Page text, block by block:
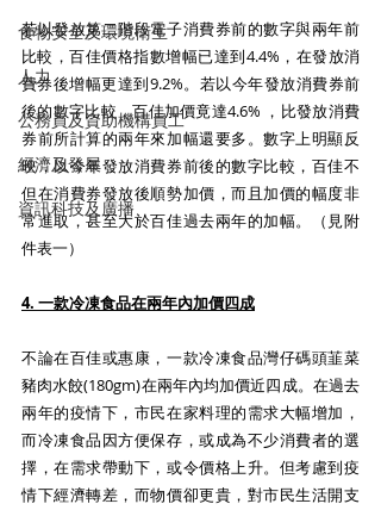
食物安全及環境衛生
人力
公務員及資助機構員工
經濟及發展
資訊科技及廣播
若以發放第二階段電子消費券前的數字與兩年前
比較，百佳價格指數增幅已達到4.4%，在發放消
費券後增幅更達到9.2%。若以今年發放消費券前
後的數字比較，百佳加價竟達4.6% ，比發放消費
券前所計算的兩年來加幅還要多。數字上明顯反
映，以今年發放消費券前後的數字比較，百佳不
但在消費券發放後順勢加價，而且加價的幅度非
常進取，甚至大於百佳過去兩年的加幅。（見附
件表一）
4. 一款冷凍食品在兩年內加價四成
不論在百佳或惠康，一款冷凍食品灣仔碼頭韮菜
豬肉水餃(180gm)在兩年內均加價近四成。在過去
兩年的疫情下，市民在家料理的需求大幅增加，
而冷凍食品因方便保存，或成為不少消費者的選
擇，在需求帶動下，或令價格上升。但考慮到疫
情下經濟轉差，而物價卻更貴，對市民生活開支